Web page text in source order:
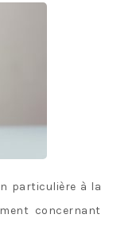
particulière à la
concernant